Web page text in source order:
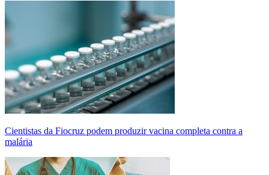
Cientistas da Fiocruz podem produzir vacina completa contra a
malária